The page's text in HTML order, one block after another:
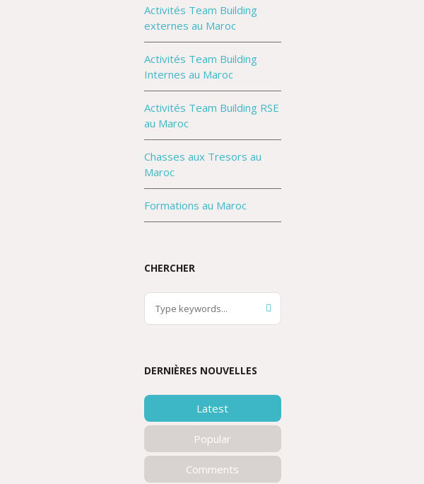
Activités Team Building
externes au Maroc
Activités Team Building
Internes au Maroc
Activités Team Building RSE
au Maroc
Chasses aux Tresors au
Maroc
Formations au Maroc
CHERCHER
DERNIÈRES NOUVELLES
Latest
Popular
Comments